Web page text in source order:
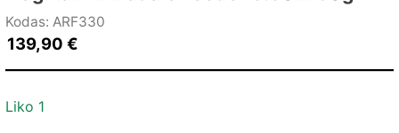
Kodas: ARF330
139,90 €
Liko 1